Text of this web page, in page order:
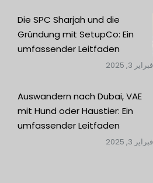
Die SPC Sharjah und die
Gründung mit SetupCo: Ein
umfassender Leitfaden
فبراير 3, 2025
Auswandern nach Dubai, VAE
mit Hund oder Haustier: Ein
umfassender Leitfaden
فبراير 3, 2025